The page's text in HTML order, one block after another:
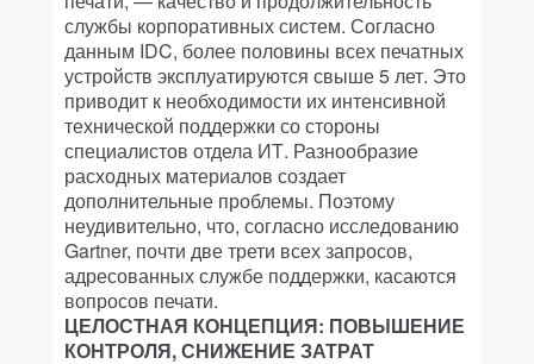
службы корпоративных систем. Согласно
данным IDC, более половины всех печатных
устройств эксплуатируются свыше 5 лет. Это
приводит к необходимости их интенсивной
технической поддержки со стороны
специалистов отдела ИТ. Разнообразие
расходных материалов создает
дополнительные проблемы. Поэтому
неудивительно, что, согласно исследованию
Gartner, почти две трети всех запросов,
адресованных службе поддержки, касаются
вопросов печати.
ЦЕЛОСТНАЯ КОНЦЕПЦИЯ: ПОВЫШЕНИЕ
КОНТРОЛЯ, СНИЖЕНИЕ ЗАТРАТ